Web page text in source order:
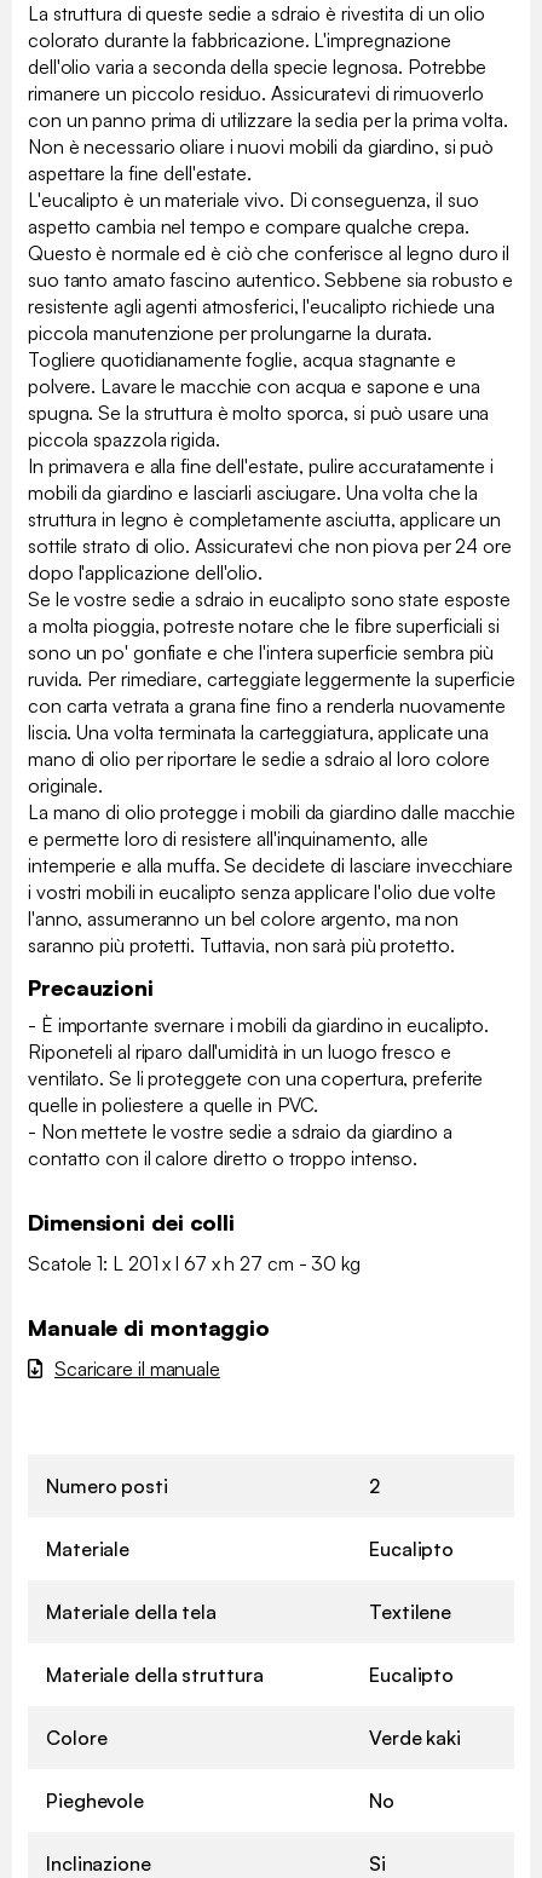
La struttura di queste sedie a sdraio è rivestita di un olio
colorato durante la fabbricazione. L'impregnazione
dell'olio varia a seconda della specie legnosa. Potrebbe
rimanere un piccolo residuo. Assicuratevi di rimuoverlo
con un panno prima di utilizzare la sedia per la prima volta.
Non è necessario oliare i nuovi mobili da giardino, si può
aspettare la fine dell'estate.
L'eucalipto è un materiale vivo. Di conseguenza, il suo
aspetto cambia nel tempo e compare qualche crepa.
Questo è normale ed è ciò che conferisce al legno duro il
suo tanto amato fascino autentico. Sebbene sia robusto e
resistente agli agenti atmosferici, l'eucalipto richiede una
piccola manutenzione per prolungarne la durata.
Togliere quotidianamente foglie, acqua stagnante e
polvere. Lavare le macchie con acqua e sapone e una
spugna. Se la struttura è molto sporca, si può usare una
piccola spazzola rigida.
In primavera e alla fine dell'estate, pulire accuratamente i
mobili da giardino e lasciarli asciugare. Una volta che la
struttura in legno è completamente asciutta, applicare un
sottile strato di olio. Assicuratevi che non piova per 24 ore
dopo l'applicazione dell'olio.
Se le vostre sedie a sdraio in eucalipto sono state esposte
a molta pioggia, potreste notare che le fibre superficiali si
sono un po' gonfiate e che l'intera superficie sembra più
ruvida. Per rimediare, carteggiate leggermente la superficie
con carta vetrata a grana fine fino a renderla nuovamente
liscia. Una volta terminata la carteggiatura, applicate una
mano di olio per riportare le sedie a sdraio al loro colore
originale.
La mano di olio protegge i mobili da giardino dalle macchie
e permette loro di resistere all'inquinamento, alle
intemperie e alla muffa. Se decidete di lasciare invecchiare
i vostri mobili in eucalipto senza applicare l'olio due volte
l'anno, assumeranno un bel colore argento, ma non
saranno più protetti. Tuttavia, non sarà più protetto.
Precauzioni
- È importante svernare i mobili da giardino in eucalipto.
Riponeteli al riparo dall'umidità in un luogo fresco e
ventilato. Se li proteggete con una copertura, preferite
quelle in poliestere a quelle in PVC.
- Non mettete le vostre sedie a sdraio da giardino a
contatto con il calore diretto o troppo intenso.
Dimensioni dei colli
Scatole 1: L 201 x l 67 x h 27 cm - 30 kg
Manuale di montaggio
Scaricare il manuale
Numero posti 2
Materiale Eucalipto
Materiale della tela Textilene
Materiale della struttura Eucalipto
Colore Verde kaki
Pieghevole No
Inclinazione Si